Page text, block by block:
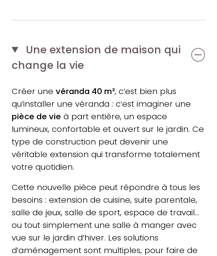
Une extension de maison qui
change la vie
Créer une véranda 40 m², c’est bien plus
qu’installer une véranda : c’est imaginer une
pièce de vie à part entière, un espace
lumineux, confortable et ouvert sur le jardin. Ce
type de construction peut devenir une
véritable extension qui transforme totalement
votre quotidien.
Cette nouvelle pièce peut répondre à tous les
besoins : extension de cuisine, suite parentale,
salle de jeux, salle de sport, espace de travail…
ou tout simplement une salle à manger avec
vue sur le jardin d’hiver. Les solutions
d’aménagement sont multiples, pour faire de